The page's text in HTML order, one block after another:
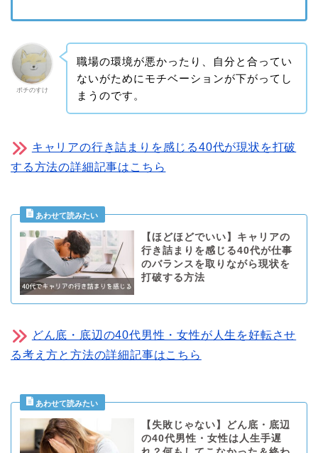
ポチのすけ
職場の環境が悪かったり、自分と合ってい
ないがためにモチベーションが下がってし
まうのです。
キャリアの行き詰まりを感じる40代が現状を打破
する方法の詳細記事はこちら
【ほどほどでいい】キャリアの
行き詰まりを感じる40代が仕事
のバランスを取りながら現状を
打破する方法
どん底・底辺の40代男性・女性が人生を好転させ
る考え方と方法の詳細記事はこちら
【失敗じゃない】どん底・底辺
の40代男性・女性は人生手遅